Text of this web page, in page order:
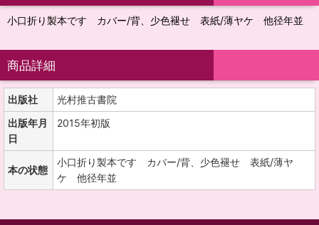
小口折り製本です カバー/背、少色褪せ 表紙/薄ヤケ 他径年並
商品詳細
出版社
光村推古書院
出版年月
日
2015年初版
本の状態
小口折り製本です カバー/背、少色褪せ 表紙/薄ヤ
ケ 他径年並